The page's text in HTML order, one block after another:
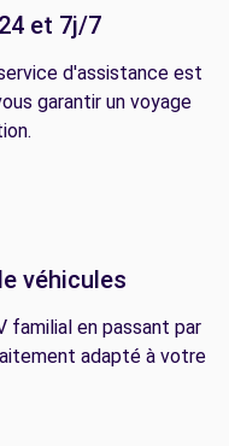
et 7j/7
d'assistance est
garantir un voyage
véhicules
familial en passant par
adapté à votre